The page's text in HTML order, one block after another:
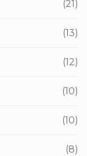
(21)
(13)
(12)
(10)
(10)
(8)